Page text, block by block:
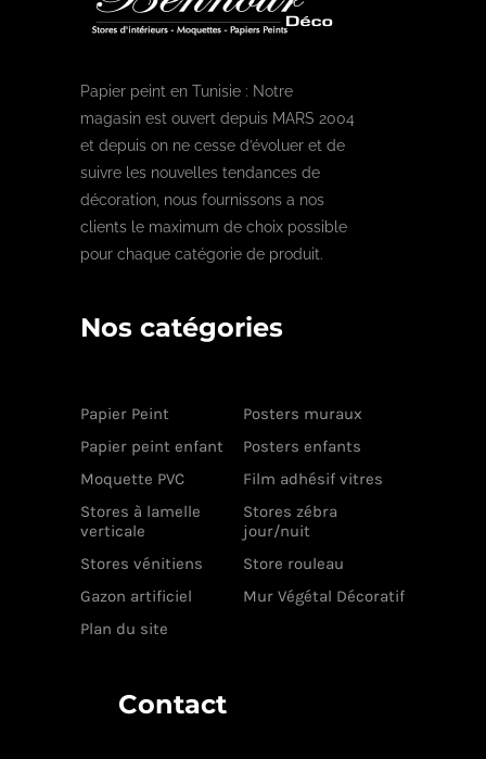
Papier peint en Tunisie : Notre
magasin est ouvert depuis MARS 2004
et depuis on ne cesse d’évoluer et de
suivre les nouvelles tendances de
décoration, nous fournissons a nos
clients le maximum de choix possible
pour chaque catégorie de produit.
Nos catégories
Papier Peint
Posters muraux
Papier peint enfant
Posters enfants
Moquette PVC
Film adhésif vitres
Stores à lamelle
verticale
Stores zébra
jour/nuit
Stores vénitiens
Store rouleau
Gazon artificiel
Mur Végétal Décoratif
Plan du site
Contact